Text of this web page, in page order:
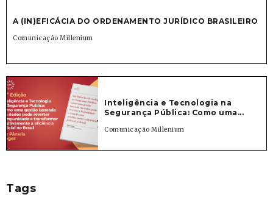
A (IN)EFICÁCIA DO ORDENAMENTO JURÍDICO BRASILEIRO
Comunicação Millenium
Inteligência e Tecnologia na
Segurança Pública: Como uma...
Comunicação Millenium
Tags